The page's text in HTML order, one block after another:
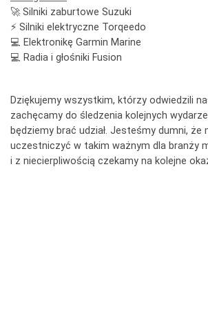
🚀 Silniki zaburtowe Suzuki
⚡️ Silniki elektryczne Torqeedo
💻 Elektronikę Garmin Marine
💻 Radia i głośniki Fusion
Dziękujemy wszystkim, którzy odwiedzili
zachęcamy do śledzenia kolejnych
będziemy brać udział. Jesteśmy dumni, że
uczestniczyć w takim ważnym dla branży
i z niecierpliwością czekamy na kolejne